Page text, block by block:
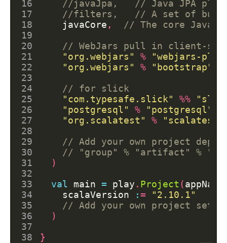
16
17
18
javaCore ,
19
20
21
"org.webjars" %
"webjars-
22
"org.webjars" % "bootstrap"
23
24
25
"com.typesafe.slick" %%
26
"postgresql" % "postgresql"
27
"org.scalatest" %
28
29
30
31
)
32
33
val main = play . Project (appName
34
scalaVersion :=
"2.10.1"
35
36
)
37
38
}